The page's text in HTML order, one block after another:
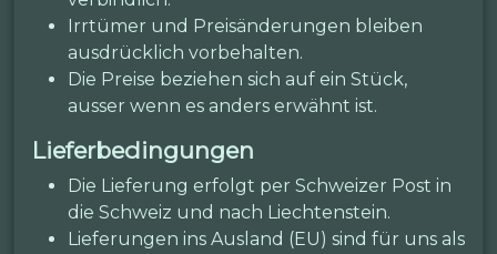
Irrtümer und Preisänderungen bleiben
ausdrücklich vorbehalten.
Die Preise beziehen sich auf ein Stück,
ausser wenn es anders erwähnt ist.
Lieferbedingungen
Die Lieferung erfolgt per Schweizer Post in
die Schweiz und nach Liechtenstein.
Lieferungen ins Ausland (EU) sind für uns als